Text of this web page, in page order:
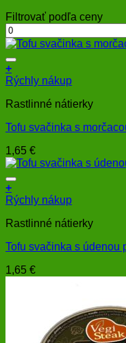
Filtrovať podľa ceny
Minimálna
cena
+
Rýchly nákup
Rastlinné nátierky
Tofu svačinka s
1,65 €
+
Rýchly nákup
Rastlinné nátierky
Tofu svačinka s údenou
1,65 €